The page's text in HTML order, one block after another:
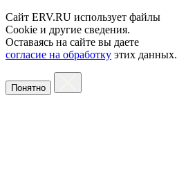
Сайт ERV.RU использует файлы
Cookie и другие сведения.
Оставаясь на сайте вы даете
согласие на обработку этих данных.
Понятно